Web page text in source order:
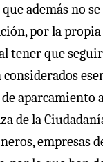
además no
por la
tener que
de aparcamiento
de la
empresas